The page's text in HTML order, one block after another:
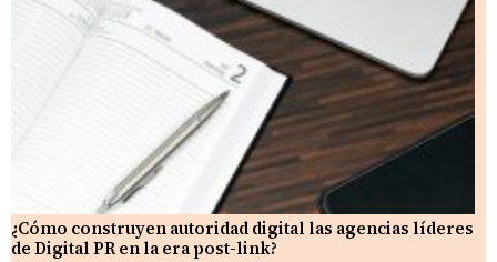
¿Cómo construyen autoridad digital las agencias líderes
de Digital PR en la era post-link?